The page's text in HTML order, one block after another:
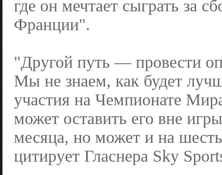
где он мечтает сыграть за
Франции".
"Другой путь — провести
Мы не знаем, как будет
участия на Чемпионате
может оставить его вне
месяца, но может и на
цитирует Гласнера Sky